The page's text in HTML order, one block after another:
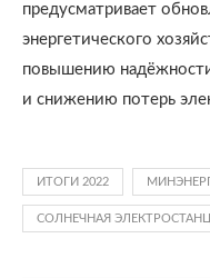
предусматривает
энергетического
повышению
и снижению потерь
ИТОГИ 2022
СОЛНЕЧНАЯ